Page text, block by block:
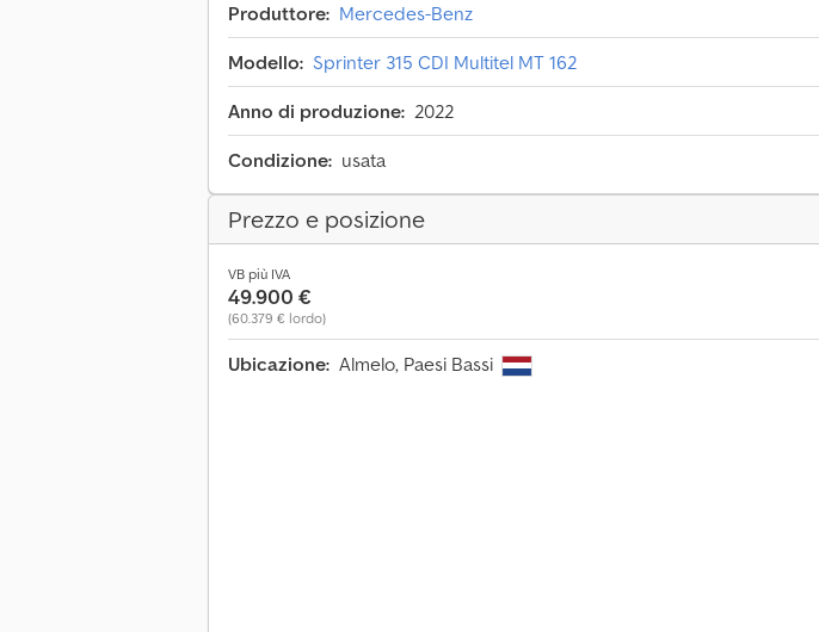
Produttore: Mercedes-Benz
Modello: Sprinter 315 CDI Multitel MT 162
Anno di produzione: 2022
Condizione: usata
Prezzo e posizione
VB più IVA
49.900 €
(60.379 € lordo)
Ubicazione: Almelo, Paesi Bassi